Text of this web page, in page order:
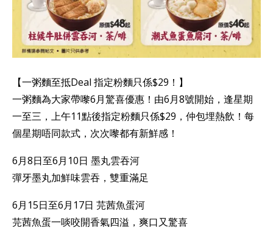
【一粥麵至抵Deal 指定粉麵只係$29！】
一粥麵為大家帶嚟6月驚喜優惠！由6月8號開始，逢星期
一至三，上午11點後指定粉麵只係$29，仲包埋熱飲！每
個星期唔同款式，次次嚟都有新鮮感！
6月8日至6月10日 墨丸雲吞河
彈牙墨丸加鮮味雲吞，雙重滿足
6月15日至6月17日 芫茜魚蛋河
芫茜魚蛋一啖咬開香氣四溢，爽口又驚喜